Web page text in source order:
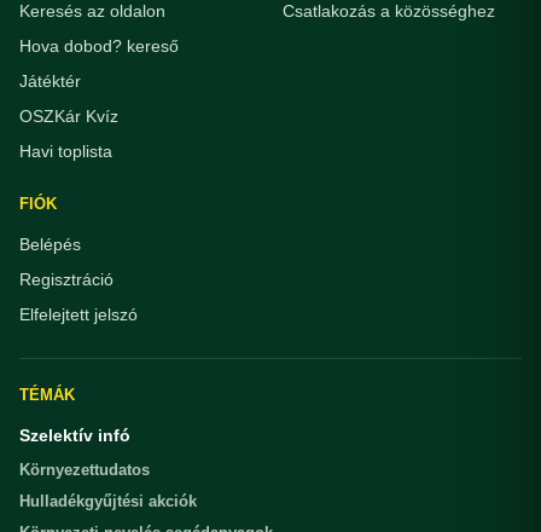
Keresés az oldalon
Hova dobod? kereső
Játéktér
OSZKár Kvíz
Havi toplista
Csatlakozás a közösséghez
FIÓK
Belépés
Regisztráció
Elfelejtett jelszó
TÉMÁK
Szelektív infó
Környezettudatos
Hulladékgyűjtési akciók